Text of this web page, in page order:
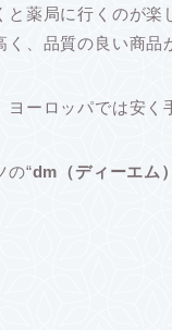
薬局に行くのが楽
、品質の良い商品
ーロッパでは安く
の“dm（ディーエム）